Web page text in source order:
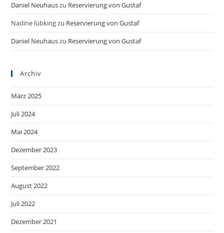
Daniel Neuhauszu Reservierung von Gustaf
Nadine lübkingzu Reservierung von Gustaf
Daniel Neuhauszu Reservierung von Gustaf
Archiv
März 2025
Juli 2024
Mai 2024
Dezember 2023
September 2022
August 2022
Juli 2022
Dezember 2021